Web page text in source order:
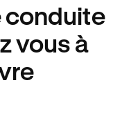
conduite
vous à